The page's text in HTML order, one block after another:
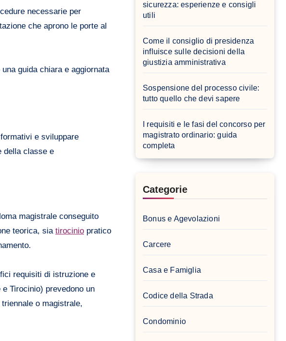
necessarie per
che aprono le porte al
guida chiara e aggiornata
e sviluppare
della classe e
magistrale conseguito
teorica, sia tirocinio pratico
requisiti di istruzione e
Tirocinio) prevedono un
o magistrale,
sicurezza: esperienze e consigli
utili
Come il consiglio di presidenza
influisce sulle decisioni della
giustizia amministrativa
Sospensione del processo civile:
tutto quello che devi sapere
I requisiti e le fasi del concorso per
magistrato ordinario: guida
completa
Categorie
Bonus e Agevolazioni
Carcere
Casa e Famiglia
Codice della Strada
Condominio